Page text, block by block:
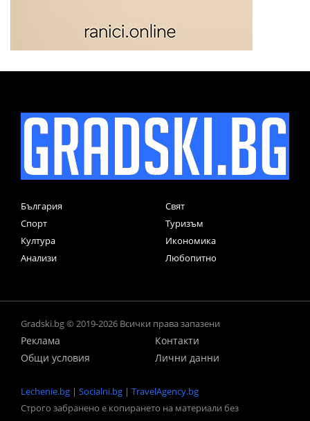
България
Свят
Спорт
Туризъм
Култура
Икономика
Анализи
Любопитно
Gradski.bg © 2019-2026 Всички права запазени
Реклама
Контакти
Общи условия
Лични данни
Lechenie.bg | Socialni.bg | TravelAgency.bg
Строго забранено е копирането на материали без